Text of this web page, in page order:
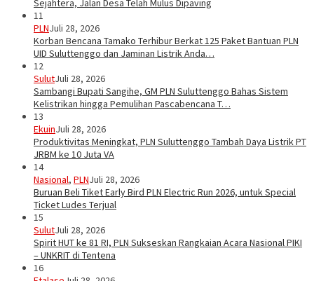
Sejahtera, Jalan Desa Telah Mulus Dipaving
11
PLNJuli 28, 2026
Korban Bencana Tamako Terhibur Berkat 125 Paket Bantuan PLN
UID Suluttenggo dan Jaminan Listrik Anda…
12
SulutJuli 28, 2026
Sambangi Bupati Sangihe, GM PLN Suluttenggo Bahas Sistem
Kelistrikan hingga Pemulihan Pascabencana T…
13
EkuinJuli 28, 2026
Produktivitas Meningkat, PLN Suluttenggo Tambah Daya Listrik PT
JRBM ke 10 Juta VA
14
Nasional, PLNJuli 28, 2026
Buruan Beli Tiket Early Bird PLN Electric Run 2026, untuk Special
Ticket Ludes Terjual
15
SulutJuli 28, 2026
Spirit HUT ke 81 RI, PLN Sukseskan Rangkaian Acara Nasional PIKI
– UNKRIT di Tentena
16